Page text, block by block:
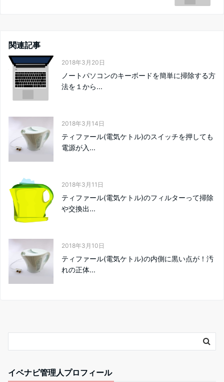
関連記事
2018年3月20日
ノートパソコンのキーボードを簡単に掃除する方
法を１から...
2018年3月14日
ティファール(電気ケトル)のスイッチを押しても
電源が入...
2018年3月11日
ティファール(電気ケトル)のフィルターって掃除
や交換出...
2018年3月10日
ティファール(電気ケトル)の内側に黒い点が！汚
れの正体...
イベナビ管理人プロフィール